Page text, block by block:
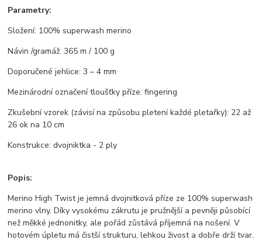
Parametry:
Složení: 100% superwash merino
Návin /gramáž: 365 m / 100 g
Doporučené jehlice: 3 – 4 mm
Mezinárodní označení tloušťky příze: fingering
Zkušební vzorek (závisí na způsobu pletení každé pletařky): 22 až
26 ok na 10 cm
Konstrukce: dvojniktka - 2 ply
Popis:
Merino High Twist je jemná dvojnitková příze ze 100% superwash
merino vlny. Díky vysokému zákrutu je pružnější a pevněji působící
než měkké jednonitky, ale pořád zůstává příjemná na nošení. V
hotovém úpletu má čistší strukturu, lehkou živost a dobře drží tvar.